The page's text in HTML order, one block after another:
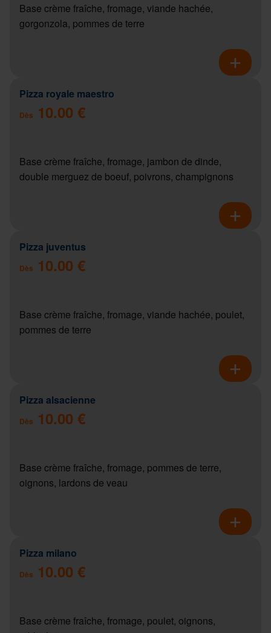
Base crème fraîche, fromage, viande hachée,
gorgonzola, pommes de terre
Pizza royale maestro
Dès 10.00 €
Base crème fraîche, fromage, jambon de dinde,
double merguez de boeuf, poivrons, champignons
Pizza juventus
Dès 10.00 €
Base crème fraîche, fromage, viande hachée, poulet,
pommes de terre
Pizza alsacienne
Dès 10.00 €
Base crème fraîche, fromage, pommes de terre,
oignons, lardons de veau
Pizza milano
Dès 10.00 €
Base crème fraîche, fromage, poulet, oignons,